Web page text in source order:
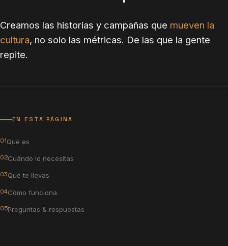
Creamos las historias y campañas que mueven la
cultura, no solo las métricas. De las que la gente
repite.
EN ESTA PÁGINA
Qué es
Cuándo lo necesitas
Qué te llevas
Cómo funciona
Preguntas & respuestas